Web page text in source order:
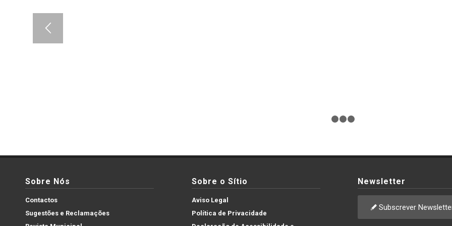
Sobre Nós
Contactos
Sugestões e Reclamações
Sobre o Sítio
Aviso Legal
Política de Privacidade
Newsletter
Subscrever